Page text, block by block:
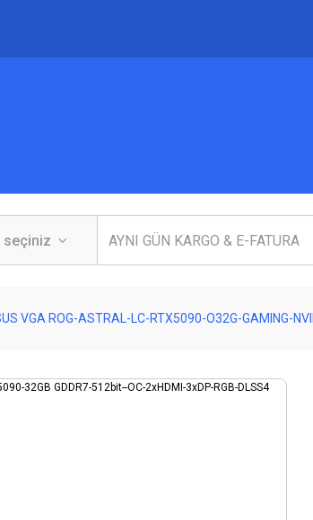
VGA ROG-ASTRAL-LC-RTX5090-O32G-GAMING-